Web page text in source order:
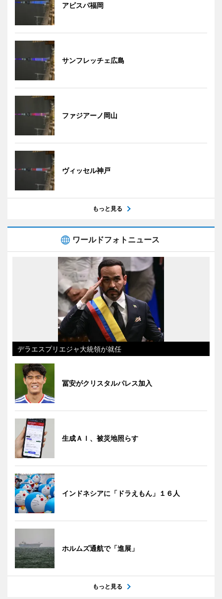
アビスパ福岡
サンフレッチェ広島
ファジアーノ岡山
ヴィッセル神戸
もっと見る
ワールドフォトニュース
デラエスプリエジャ大統領が就任
冨安がクリスタルパレス加入
生成ＡＩ、被災地照らす
インドネシアに「ドラえもん」１６人
ホルムズ通航で「進展」
もっと見る